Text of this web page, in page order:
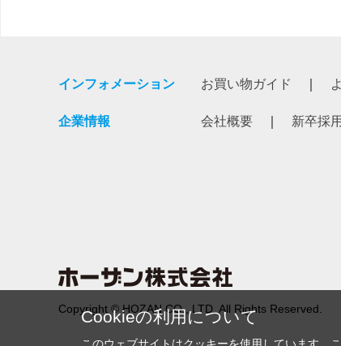
インフォメーション お買い物ガイド
企業情報 会社概要 新卒採用
Copyright © HOZAN CO., LTD. All Rights Reserved.
Cookieの利用について